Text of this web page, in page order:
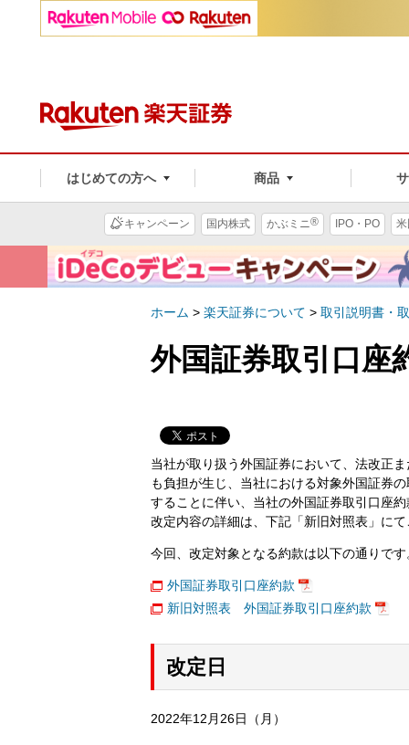
はじめての方へ 商品
キャンペーン 国内株式 かぶミニ® IPO・PO
ホーム > 楽天証券について > 取引説明書・
外国証券取引口座
当社が取り扱う外国証券において、法改正
も負担が生じ、当社における対象外国証券
することに伴い、当社の外国証券取引口座
改定内容の詳細は、下記「新旧対照表」に
今回、改定対象となる約款は以下の通りです
外国証券取引口座約款
新旧対照表 外国証券取引口座約款
改定日
2022年12月26日（月）